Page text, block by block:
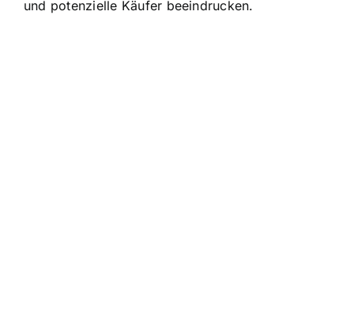
und potenzielle Käufer beeindrucken.